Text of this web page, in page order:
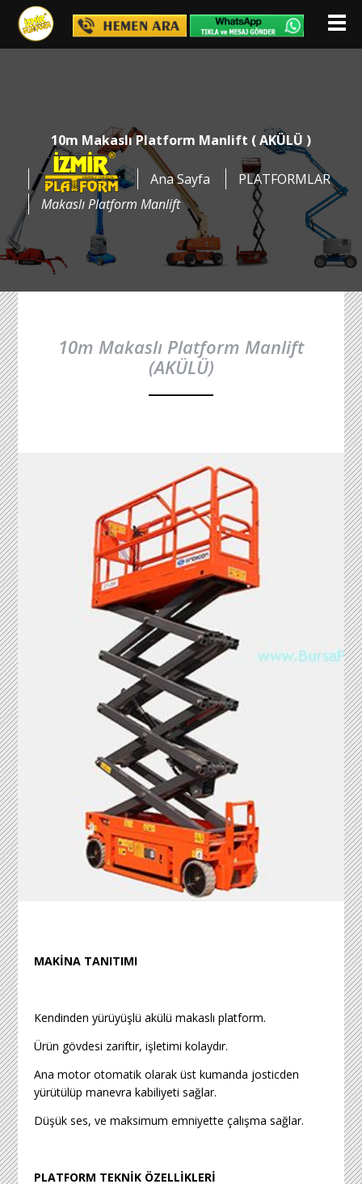
10m Makaslı Platform Manlift ( AKÜLÜ )
Ana Sayfa
PLATFORMLAR
Makaslı Platform Manlift
10m Makaslı Platform Manlift
(AKÜLÜ)
MAKİNA TANITIMI
Kendinden yürüyüşlü akülü makaslı platform.
Ürün gövdesi zariftir, işletimi kolaydır.
Ana motor otomatik olarak üst kumanda josticden
yürütülüp manevra kabiliyeti sağlar.
Düşük ses, ve maksimum emniyette çalışma sağlar.
PLATFORM TEKNİK ÖZELLİKLERİ